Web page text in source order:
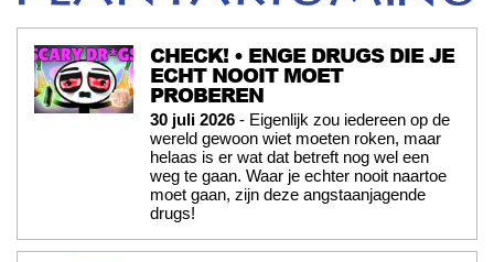
CHECK! • ENGE DRUGS DIE JE
ECHT NOOIT MOET
PROBEREN
30 juli 2026 - Eigenlijk zou iedereen op de
wereld gewoon wiet moeten roken, maar
helaas is er wat dat betreft nog wel een
weg te gaan. Waar je echter nooit naartoe
moet gaan, zijn deze angstaanjagende
drugs!